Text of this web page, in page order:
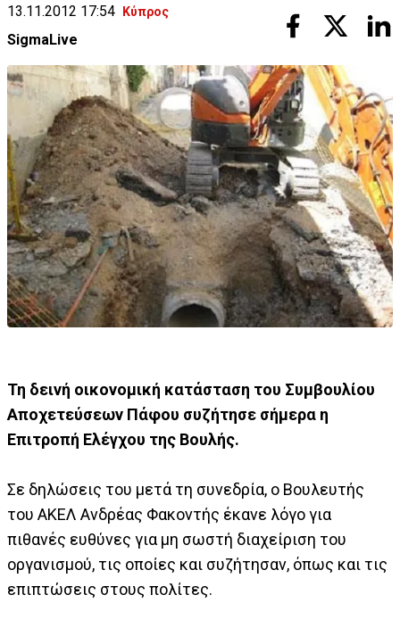
13.11.2012 17:54 Κύπρος
SigmaLive
Τη δεινή οικονομική κατάσταση του Συμβουλίου
Αποχετεύσεων Πάφου συζήτησε σήμερα η
Επιτροπή Ελέγχου της Βουλής.
Σε δηλώσεις του μετά τη συνεδρία, ο Βουλευτής
του ΑΚΕΛ Ανδρέας Φακοντής έκανε λόγο για
πιθανές ευθύνες για μη σωστή διαχείριση του
οργανισμού, τις οποίες και συζήτησαν, όπως και τις
επιπτώσεις στους πολίτες.